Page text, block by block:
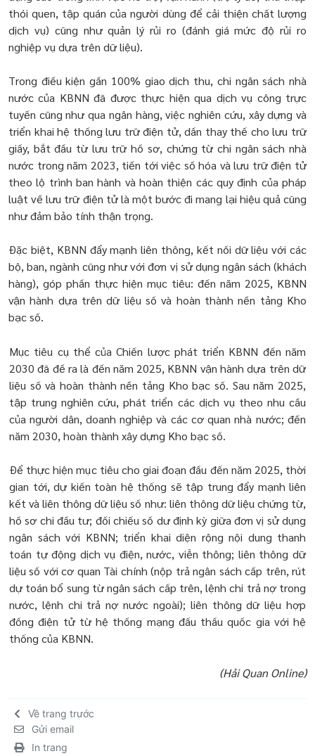
thói quen, tập quán của người dùng để cải thiện chất lượng
dịch vụ) cũng như quản lý rủi ro (đánh giá mức độ rủi ro
nghiệp vụ dựa trên dữ liệu).
Trong điều kiện gần 100% giao dịch thu, chi ngân sách nhà
nước của KBNN đã được thực hiện qua dịch vụ công trực
tuyến cũng như qua ngân hàng, việc nghiên cứu, xây dựng và
triển khai hệ thống lưu trữ điện tử, dần thay thế cho lưu trữ
giấy, bắt đầu từ lưu trữ hồ sơ, chứng từ chi ngân sách nhà
nước trong năm 2023, tiến tới việc số hóa và lưu trữ điện tử
theo lộ trình ban hành và hoàn thiện các quy định của pháp
luật về lưu trữ điện tử là một bước đi mang lại hiệu quả cũng
như đảm bảo tính thận trọng.
Đặc biệt, KBNN đẩy mạnh liên thông, kết nối dữ liệu với các
bộ, ban, ngành cũng như với đơn vị sử dụng ngân sách (khách
hàng), góp phần thực hiện mục tiêu: đến năm 2025, KBNN
vận hành dựa trên dữ liệu số và hoàn thành nền tảng Kho
bạc số.
Mục tiêu cụ thể của Chiến lược phát triển KBNN đến năm
2030 đã đề ra là đến năm 2025, KBNN vận hành dựa trên dữ
liệu số và hoàn thành nền tảng Kho bạc số. Sau năm 2025,
tập trung nghiên cứu, phát triển các dịch vụ theo nhu cầu
của người dân, doanh nghiệp và các cơ quan nhà nước; đến
năm 2030, hoàn thành xây dựng Kho bạc số.
Để thực hiện mục tiêu cho giai đoạn đầu đến năm 2025, thời
gian tới, dự kiến toàn hệ thống sẽ tập trung đẩy mạnh liên
kết và liên thông dữ liệu số như: liên thông dữ liệu chứng từ,
hồ sơ chi đầu tư; đối chiếu số dư định kỳ giữa đơn vị sử dụng
ngân sách với KBNN; triển khai diện rộng nội dung thanh
toán tự động dịch vụ điện, nước, viễn thông; liên thông dữ
liệu số với cơ quan Tài chính (nộp trả ngân sách cấp trên, rút
dự toán bổ sung từ ngân sách cấp trên, lệnh chi trả nợ trong
nước, lệnh chi trả nợ nước ngoài); liên thông dữ liệu hợp
đồng điện tử từ hệ thống mạng đấu thầu quốc gia với hệ
thống của KBNN.
(Hải Quan Online)
Về trang trước
Gửi email
In trang